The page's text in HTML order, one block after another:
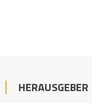
HERAUSGEBER